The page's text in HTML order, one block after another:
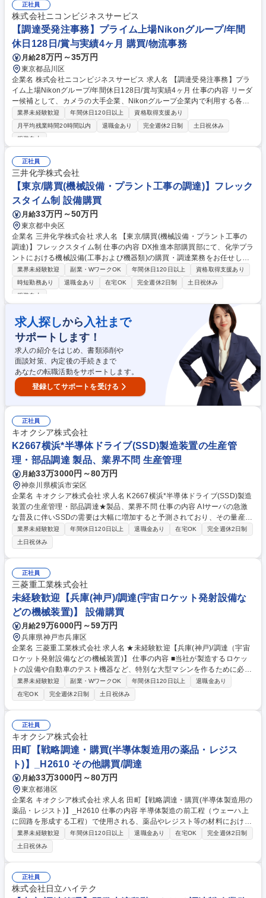
ャーと連携し、サイト予算を策定(4)グローバル基準の導入(5)物流プロト
コルの最適化 募集職種 【東京/品川】購買担当/Productivity Buyer★欧州
上位サプライヤー
正社員
株式会社ニコンビジネスサービス
【調達受発注事務】プライム上場Nikonグループ/年間
休日128日/賞与実績4ヶ月 購買/物流事務
月給28万円～35万円
東京都品川区
企業名 株式会社ニコンビジネスサービス 求人名 【調達受発注事務】プラ
イム上場Nikonグループ/年間休日128日/賞与実績4ヶ月 仕事の内容 リーダ
ー候補として、カメラの大手企業、Nikonグループ企業内で利用する各種
商材の受発注業務全般をお任せいたします。【具体的な業務内容】■依頼
を受ける・見積書作成 ■発注・納品・請求 ■代金回収 など ◎発注受注に関
する一連の業務をお任せします。一連の流れを1人で担当するため、調達
など軽作業もあり、メリハリをつけて働くことができます。◎ゆくゆくは
リーダー候補として以下業務もお任せ予定。 ■チームメンバーの業務支援
■新人育成・指導などマネジメント業務 ■予算計画・管理 募集職種 【調達
受発注事務】プライム上場Nikonグループ/年間休日128日/賞与実績4ヶ月
業界未経験歓迎 年間休日120日以上
資格取得支援あり
月平均残業時間20時間以内
退職金あり 完全週休2日制
土日祝休み
服装自由
正社員
三井化学株式会社
【東京/購買(機械設備・プラント工事の調達)】フレック
スタイム制 設備購買
月給33万円～50万円
東京都中央区
企業名 三井化学株式会社 求人名 【東京/購買(機械設備・プラント工事の
調達)】フレックスタイム制 仕事の内容 DX推進本部購買部にて、化学プラ
ントにおける機械設備(工事および機器類)の購買・調達業務をお任せしま
す。また、購買プロセスの効率化や高度化の検討・実行にも携わります。
＜詳細業務＞ ■仕出元の要求に基づく取引先の選定、見積取得、価格交
渉、発注業務■機械設備購買業務に関わる業務効率化やDX推進、高度化の
プラントの安定稼働を支える重要なポジションです。単なる調達に留まら
ず、DX推進本部の一員としてデータやシステムを活用した調達業務改革
を主導するダイナミズムを実感できます。 募集職種 【東京/購買(機械設
備・プラント工事の調達)】フレックスタイム制
業界未経験歓迎 副業・WワークOK 年間休日120日以上
資格取得支援あり
時短勤務あり
退職金あり 在宅OK 完全週休2日制
土日祝休み
服装自由
求人探しから 入社まで
サポートします！
求人の紹介をはじめ、書類添削や
面談対策、内定後の手続きまで
あなたの転職活動をサポートします。
登録してサポートを受ける
正社員
キオクシア株式会社
K2667横浜*半導体ドライブ(SSD)製造装置の生産管
理・部品調達 製品、業界不問 生産管理
月給33万3000円～80万円
神奈川県横浜市栄区
企業名 キオクシア株式会社 求人名 K2667横浜*半導体ドライブ(SSD)製造
装置の生産管理・部品調達★製品、業界不問 仕事の内容 AIサーバの急激
な普及に伴いSSDの需要は大幅に増加すると予測されており、その量産を
支える生産性の高い製造装置をタイムリーに調達・製造するため当社で生
産管理・部品調達計画を担当するスタッフを募集します。 ■装置要求部門
との連携や部品のリードタイムの情報を集約して部品調達計画立案 ■各種
原材料、部品、サービス等の調達コスト最適化に向けた交渉、見積書の取
得、契約書締結等の一連の実務 ■部品サプライヤーや組立委託先と連携し
納期管理・品質管理体制の構築・運用 ■納期遅延、不具合発生時の対応、
改善要求、リスク抽出・未然防止策の実施 ■サプライチェーンの安定運用
に向けた在庫状況の把握や各部門との連携業務 募集職種 K2667横浜*半導
体ドライブ(SSD)製造装置の生産管理・部品調達★製品、業界不問
業界未経験歓迎 年間休日120日以上 退職金あり 在宅OK
完全週休2日制
土日祝休み
正社員
三菱重工業株式会社
未経験歓迎【兵庫(神戸)/調達(宇宙ロケット発射設備な
どの機械装置)】 設備購買
月給29万6000円～59万円
兵庫県神戸市兵庫区
企業名 三菱重工業株式会社 求人名 ★未経験歓迎【兵庫(神戸)/調達（宇宙
ロケット発射設備などの機械装置)】 仕事の内容 ■当社が製造するロケッ
トの設備や自動車のテスト機器など、特別な大型マシンを作るために必要
な部品や材料を、世界中の会社から一番良い条件で買い渡す調達業務をお
任せします。 【具体的には】■国内外の新規取引先の開拓、価格折衝、契
約締結 ■プロジェクトに必要な製品の見積照会、査定、納期管理 ★プロジ
ェクトの60%～70%を占める重要な業務です。あなたの交渉が利益に直結
します。取引先と社内関係者の間に立ち、高い調整力を発揮して難課題を
解決に導くことで、大きな達成感とキャリアアップが得られる環境です。
市場動向へのアンテナと分析力を活かしてご活躍ください。 募集職種 ★
未経験歓迎【兵庫(神戸)/調達（宇宙ロケット発射設備などの機械装置)】
業界未経験歓迎 副業・WワークOK 年間休日120日以上
退職金あり
在宅OK
完全週休2日制 土日祝休み
正社員
キオクシア株式会社
田町【戦略調達・購買(半導体製造用の薬品・レジス
ト)】_H2610 その他購買/調達
月給33万3000円～80万円
東京都港区
企業名 キオクシア株式会社 求人名 田町【戦略調達・購買(半導体製造用の
薬品・レジスト)】_H2610 仕事の内容 半導体製造の前工程（ウェーハ上
に回路を形成する工程）で使用される、薬品やレジスト等の材料における
バイヤー業務および調達戦略の立案・実行をお任せします。 【詳細】■新
規材料のソーシング（候補先探索）：開発部門が検討している次世代製品
用の新材料について、開発担当と連携しながら最適なサプライヤーを世界
中から探索・選定します。■キャパシティ・プランニング（供給能力確
認）：当社の数年先の中長期生産計画に対し、サプライヤー側の生産能力
や原材料の確保状況が十分であるかを精査し、将来的なボトルネックを解
消します。■戦略的価格交渉・アロケーション決定 募集職種 田町【戦略調
業界未経験歓迎 年間休日120日以上 退職金あり 在宅OK
完全週休2日制
土日祝休み
正社員
株式会社日立ハイテク